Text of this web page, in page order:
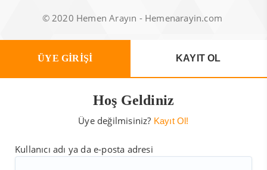
© 2020 Hemen Arayın - Hemenarayin.com
ÜYE GİRİŞİ KAYIT OL
Hoş Geldiniz
Üye değilmisiniz? Kayıt Ol!
Kullanıcı adı ya da e-posta adresi